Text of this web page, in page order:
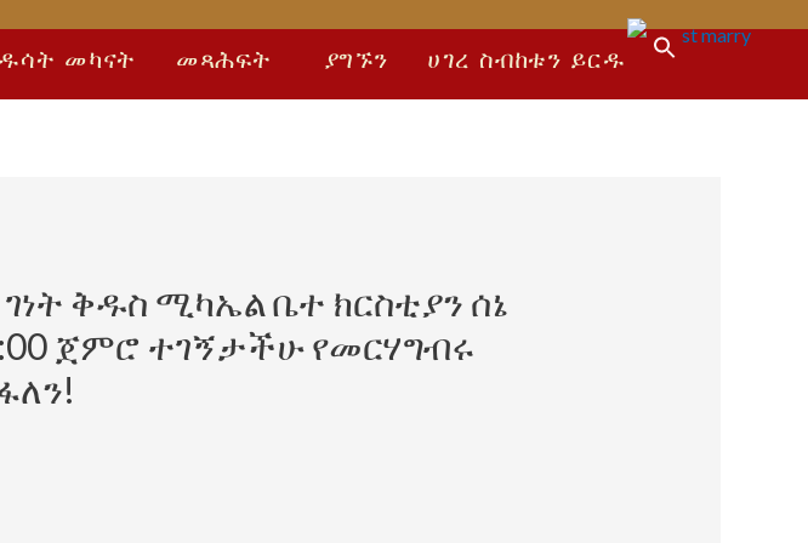
መካናት መጻሕፍት ያግኙን ሀገረ ስብከቱን ይርዱ
Search
ቅዱስ ሚካኤል ቤተ ክርስቲያን ሰኔ
ጀምሮ ተገኝታችሁ የመርሃግብሩ